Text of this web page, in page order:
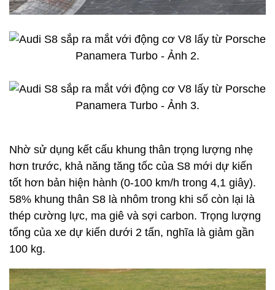
Nhờ sử dụng kết cấu khung thân trọng lượng nhẹ
hơn trước, khả năng tăng tốc của S8 mới dự kiến
tốt hơn bản hiện hành (0-100 km/h trong 4,1 giây).
58% khung thân S8 là nhôm trong khi số còn lại là
thép cường lực, ma giê và sợi carbon. Trọng lượng
tổng của xe dự kiến dưới 2 tấn, nghĩa là giảm gần
100 kg.